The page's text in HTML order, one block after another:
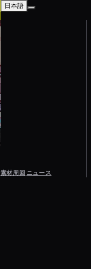
日本語
素材周回 ニュース